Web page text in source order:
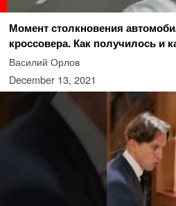
Момент столкновения
кроссовера. Как получилось и
Василий Орлов
December 13, 2021